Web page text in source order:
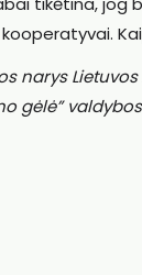
narys
gėlė”